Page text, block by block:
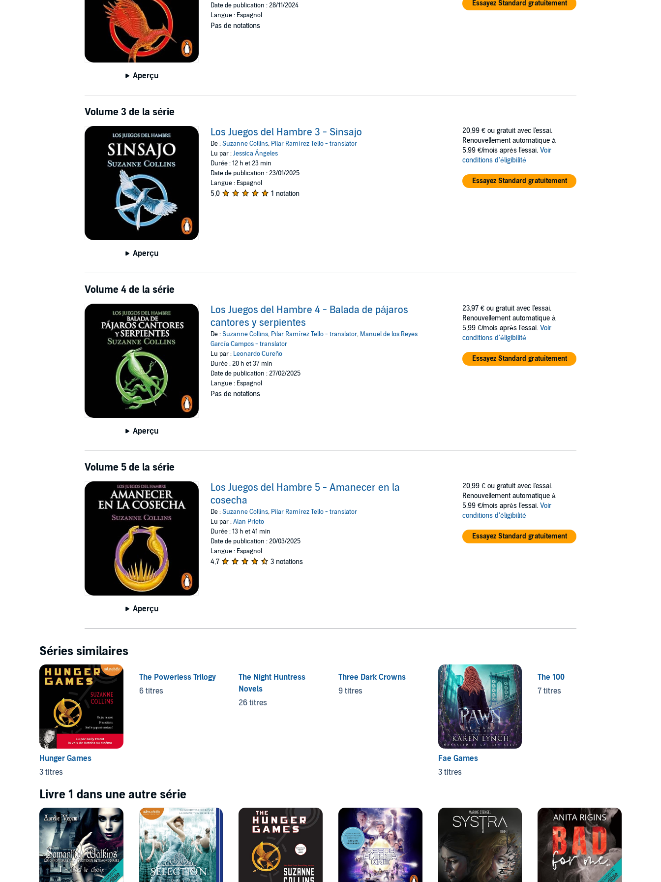
Aperçu
Date de publication : 28/11/2024
Langue : Espagnol
Pas de notations
Essayez Standard gratuitement
Volume 3 de la série
Aperçu
Los Juegos del Hambre 3 - Sinsajo
De :Suzanne Collins, Pilar Ramírez Tello - translator
Lu par :Jessica Ángeles
Durée : 12 h et 23 min
Date de publication : 23/01/2025
Langue : Espagnol
5,0 1 notation
20,99 € ou gratuit avec l'essai.
Renouvellement automatique à
5,99 €/mois après l'essai. Voir
conditions d'éligibilité
Essayez Standard gratuitement
Volume 4 de la série
Aperçu
Los Juegos del Hambre 4 - Balada de pájaros
cantores y serpientes
De :Suzanne Collins, Pilar Ramírez Tello - translator, Manuel de los Reyes
García Campos - translator
Lu par : Leonardo Cureño
Durée : 20 h et 37 min
Date de publication : 27/02/2025
Langue : Espagnol
Pas de notations
23,97 € ou gratuit avec l'essai.
Renouvellement automatique à
5,99 €/mois après l'essai. Voir
conditions d'éligibilité
Essayez Standard gratuitement
Volume 5 de la série
Aperçu
Los Juegos del Hambre 5 - Amanecer en la
cosecha
De :Suzanne Collins, Pilar Ramírez Tello - translator
Lu par :Alan Prieto
Durée : 13 h et 41 min
Date de publication : 20/03/2025
Langue : Espagnol
4,7 3 notations
20,99 € ou gratuit avec l'essai.
Renouvellement automatique à
5,99 €/mois après l'essai. Voir
conditions d'éligibilité
Essayez Standard gratuitement
Séries similaires
Hunger Games
3 titres
The Powerless Trilogy
6 titres
The Night Huntress
Novels
26 titres
Three Dark Crowns
9 titres
Fae Games
3 titres
The 100
7 titres
Livre 1 dans une autre série